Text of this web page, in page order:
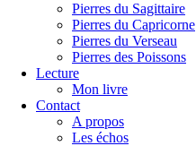
Pierres du Sagittaire
Pierres du Capricorne
Pierres du Verseau
Pierres des Poissons
Lecture
Mon livre
Contact
A propos
Les échos